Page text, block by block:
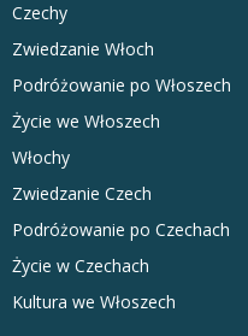
Czechy
Zwiedzanie Włoch
Podróżowanie po Włoszech
Życie we Włoszech
Włochy
Zwiedzanie Czech
Podróżowanie po Czechach
Życie w Czechach
Kultura we Włoszech